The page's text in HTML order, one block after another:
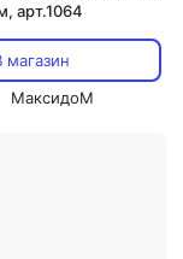
арт.1064
магазин
МаксидоМ